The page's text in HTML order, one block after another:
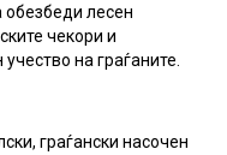
обезбеди лесен
чекори и
на граѓаните.
граѓански насочен